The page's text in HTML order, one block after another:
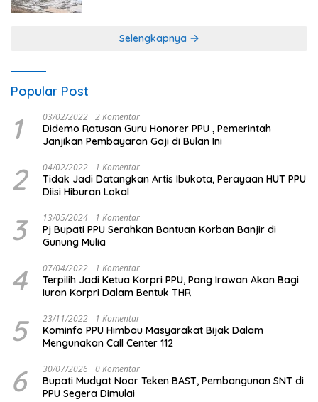
Selengkapnya
Popular Post
1 03/02/2022 2 Komentar
Didemo Ratusan Guru Honorer PPU , Pemerintah
Janjikan Pembayaran Gaji di Bulan Ini
2 04/02/2022 1 Komentar
Tidak Jadi Datangkan Artis Ibukota, Perayaan HUT PPU
Diisi Hiburan Lokal
3 13/05/2024 1 Komentar
Pj Bupati PPU Serahkan Bantuan Korban Banjir di
Gunung Mulia
4 07/04/2022 1 Komentar
Terpilih Jadi Ketua Korpri PPU, Pang Irawan Akan Bagi
Iuran Korpri Dalam Bentuk THR
5 23/11/2022 1 Komentar
Kominfo PPU Himbau Masyarakat Bijak Dalam
Mengunakan Call Center 112
6 30/07/2026 0 Komentar
Bupati Mudyat Noor Teken BAST, Pembangunan SNT di
PPU Segera Dimulai